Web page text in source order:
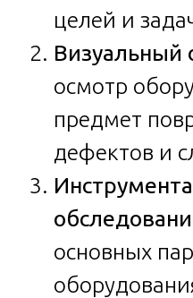
целей и
Визуальный
осмотр
предмет
дефектов и
основных